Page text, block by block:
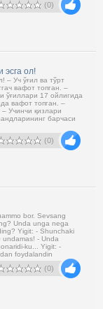
(0)
эсга ол!
– Уч ўғил ва тўрт
вафот топган. –
ўғиллари 17 ойлигида
вафот топган. –
Учинчи қизлари
барчаси
(0)
bor. Sevsang
Unda unga nega
Yigit: - Shunchaki
undamas! - Unda
ku... Yigit: -
foydalandin
(0)